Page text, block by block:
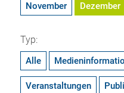
November Dezember
Typ:
Alle
Veranstaltungen